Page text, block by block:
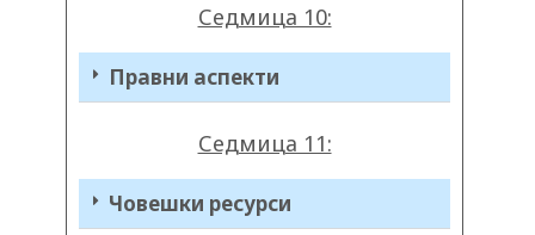
Седмица 10:
Правни аспекти
Седмица 11:
Човешки ресурси